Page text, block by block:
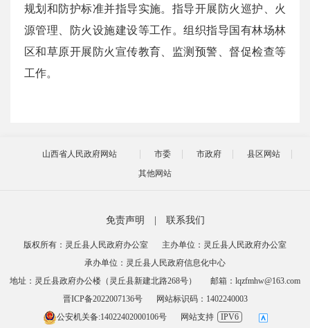
规划和防护标准并指导实施。指导开展防火巡护、火
源管理、防火设施建设等工作。组织指导国有林场林
区和草原开展防火宣传教育、监测预警、督促检查等
工作。
山西省人民政府网站 市委 市政府
县区网站
其他网站
免责声明 联系我们
版权所有：灵丘县人民政府办公室
主办单位：灵丘县人民政府办公室
承办单位：灵丘县人民政府信息化中心
地址：灵丘县政府办公楼（灵丘县新建北路268号）
邮箱：lqzfmhw@163.com
晋ICP备2022007136号
网站标识码：1402240003
公安机关备:14022402000106号
网站支持 IPV6